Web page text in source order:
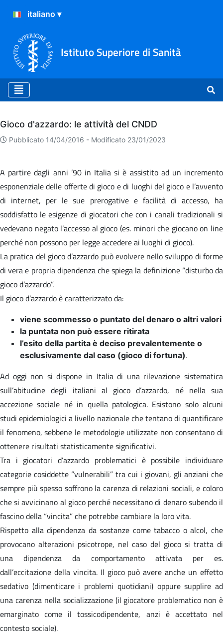
Istituto Superiore di Sanità
Archivio
Gioco d'azzardo: le attività del CNDD
Pubblicato 14/04/2016 - Modificato 23/01/2023
A partire dagli anni ’90 in Italia si è assistito ad un incremento
esponenziale delle offerte di gioco e di luoghi del gioco e l’avvento
di internet, per le sue prerogative e facilità di accesso, ha
soddisfatto le esigenze di giocatori che con i canali tradizionali si
vedevano negato l’accesso al gioco (es. minori che giocano on line
perché non possono per legge accedere ai luoghi di gioco).
La pratica del gioco d’azzardo può evolvere nello sviluppo di forme
di vera e propria dipendenza che spiega la definizione “disturbo da
gioco d’azzardo”.
Il gioco d’azzardo è caratterizzato da:
viene scommesso o puntato del denaro o altri valori
la puntata non può essere ritirata
l’esito della partita è deciso prevalentemente o
esclusivamente dal caso (gioco di fortuna).
Ad oggi non si dispone in Italia di una rilevazione sistematica
sull’abitudine degli italiani al gioco d’azzardo, né nella sua
accezione sociale né in quella patologica. Esistono solo alcuni
studi epidemiologici a livello nazionale che tentano di quantificare
il fenomeno, sebbene le metodologie utilizzate non consentano di
ottenere risultati statisticamente significativi.
Tra i giocatori d’azzardo problematici è possibile individuare
categorie cosiddette “vulnerabili” tra cui i giovani, gli anziani che
sempre più spesso soffrono la carenza di relazioni sociali, e coloro
che si avvicinano al gioco perché necessitano di denaro subendo il
fascino della “vincita” che potrebbe cambiare la loro vita.
Rispetto alla dipendenza da sostanze come tabacco o alcol, che
provocano alterazioni psicotrope, nel caso del gioco si tratta di
una dipendenza da comportamento attivata per es.
dall’eccitazione della vincita. Il gioco può avere anche un effetto
sedativo (dimenticare i problemi quotidiani) oppure supplire ad
una carenza nella socializzazione (il giocatore problematico non è
emarginato come il tossicodipendente, anzi è accettato nel
contesto sociale).